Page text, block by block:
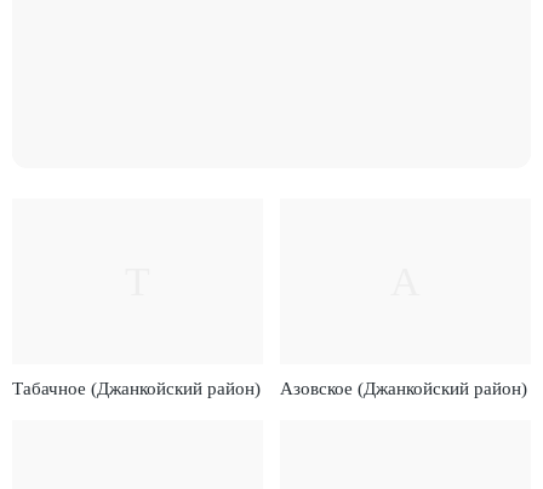
Табачное (Джанкойский район) Азовское (Джанкойский район)